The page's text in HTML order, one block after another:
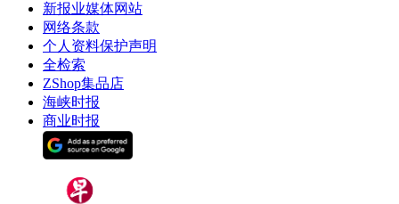
新报业媒体网站
网络条款
个人资料保护声明
全检索
ZShop集品店
海峡时报
商业时报